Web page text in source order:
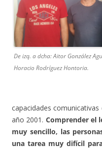
De izq. a dcha: Aitor González
Horacio Rodríguez Hontoria.
capacidades
año 2001. Comprender el
muy sencillo, las
una tarea muy difícil